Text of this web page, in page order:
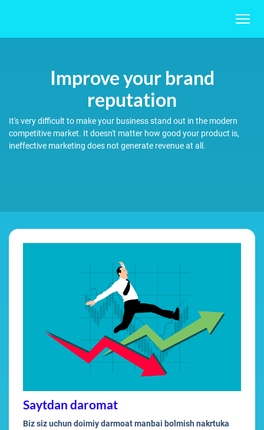
Improve your brand
reputation
It's very difficult to make your business stand out in the modern
competitive market. It doesn't matter how good your product is,
ineffective marketing does not generate revenue at all.
Saytdan daromat
Biz siz uchun doimiy darmoat manbai bolmish nakrtuka